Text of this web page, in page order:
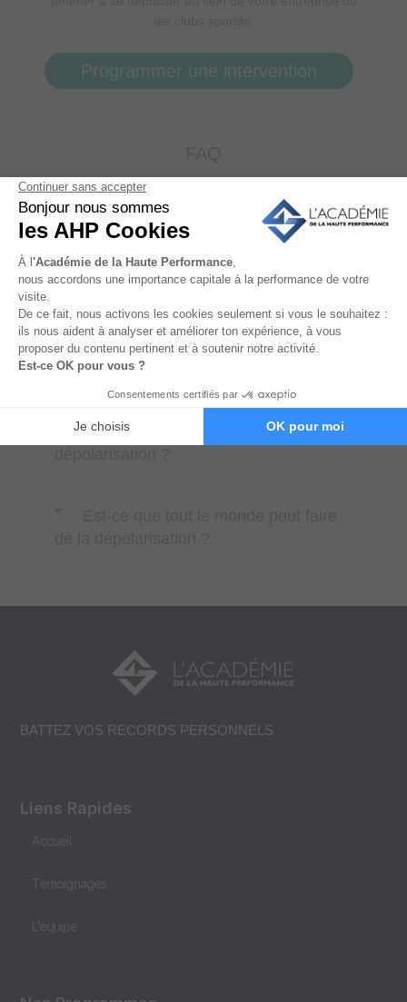
Programmer une intervention
On nous demande souvent
Quelle est la différence entre la
dépolarisation et le coaching ?
Pourquoi est-ce comparé à un
“nouveau dopage légalisé” ?
Comment se déroule une séance de
BATTEZ VOS RECORDS PERSONNELS
Liens Rapides
Accueil
Témoignages
L’équipe